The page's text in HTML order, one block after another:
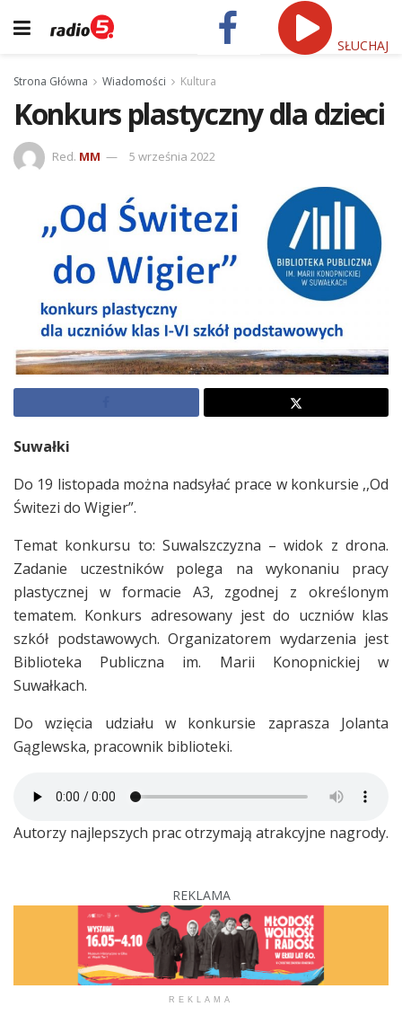
SŁUCHAJ
Strona Główna Wiadomości Kultura
Konkurs plastyczny dla dzieci
Red. MM 5 września 2022
Suwałki
Do 19 listopada można nadsyłać prace w konkursie ,,Od
Świtezi do Wigier”.
Temat konkursu to: Suwalszczyzna – widok z drona.
Zadanie uczestników polega na wykonaniu pracy
plastycznej w formacie A3, zgodnej z określonym
tematem. Konkurs adresowany jest do uczniów klas
szkół podstawowych. Organizatorem wydarzenia jest
Biblioteka Publiczna im. Marii Konopnickiej w
Suwałkach.
Do wzięcia udziału w konkursie zaprasza Jolanta
Gąglewska, pracownik biblioteki.
Autorzy najlepszych prac otrzymają atrakcyjne nagrody.
REKLAMA
REKLAMA